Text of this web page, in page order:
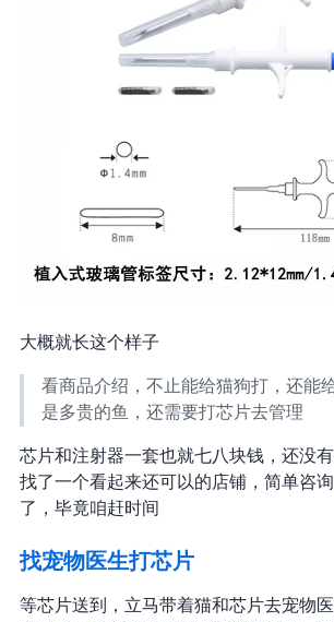
大概就长这个样子
看商品介绍，不止能给猫狗打，还能
是多贵的鱼，还需要打芯片去管理
芯片和注射器一套也就七八块钱，还没
找了一个看起来还可以的店铺，简单咨
了，毕竟咱赶时间
找宠物医生打芯片
等芯片送到，立马带着猫和芯片去宠物